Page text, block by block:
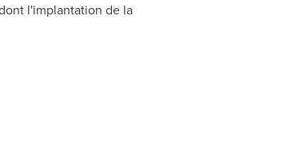
l'implantation de la